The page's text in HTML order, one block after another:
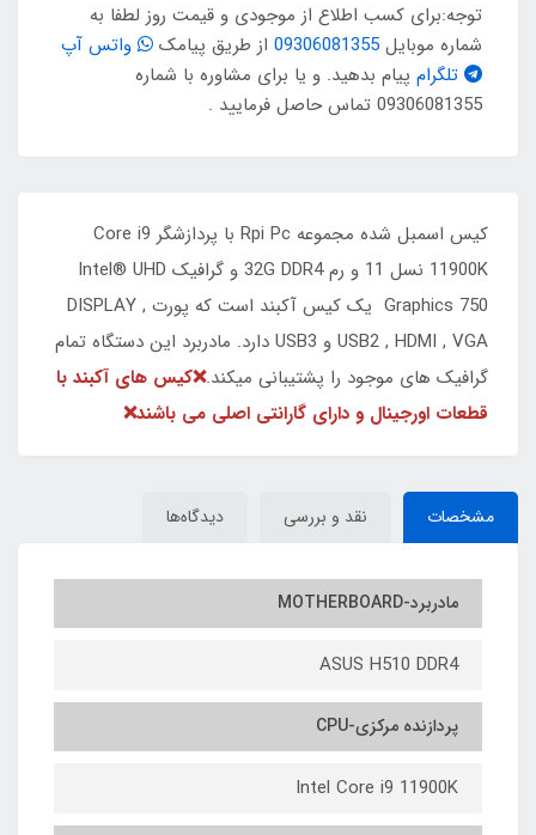
توجه:برای کسب اطلاع از موجودی و قیمت روز لطفا به
شماره موبایل 09306081355 از طریق پیامک
واتس آپ
تلگرام پیام بدهید. و یا برای مشاوره با شماره
09306081355 تماس حاصل فرمایید .
کیس اسمبل شده مجموعه Rpi Pc با پردازشگر Core i9
11900K نسل 11 و رم 32G DDR4 و گرافیک Intel® UHD
Graphics 750 یک کیس آکبند است که پورت DISPLAY ,
USB2 , HDMI , VGA و USB3 دارد. مادربرد این دستگاه تمام
گرافیک های موجود را پشتیبانی میکند.❌کیس های آکبند با
قطعات اورجینال و دارای گارانتی اصلی می باشند❌
مشخصات نقد و بررسی دیدگاه‌ها
مادربرد-MOTHERBOARD
ASUS H510 DDR4
پردازنده مرکزی-CPU
Intel Core i9 11900K